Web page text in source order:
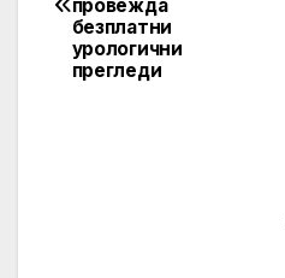
провежда
безплатни
урологични
прегледи